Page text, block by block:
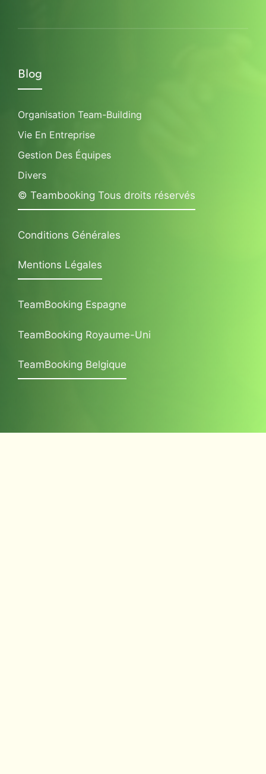
Blog
Organisation Team-Building
Vie En Entreprise
Gestion Des Équipes
Divers
© Teambooking Tous droits réservés
Conditions Générales
Mentions Légales
TeamBooking Espagne
TeamBooking Royaume-Uni
TeamBooking Belgique